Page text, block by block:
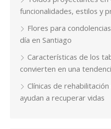
funcionalidades, estilos y
Flores para
día en Santiago
Características de los
convierten en una
Clínicas de
ayudan a recuperar vidas